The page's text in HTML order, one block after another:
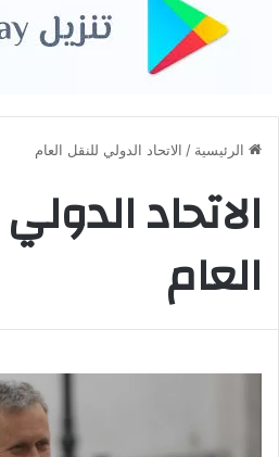
الرئيسية / الاتحاد الدولي للنقل العام
الاتحاد
العام